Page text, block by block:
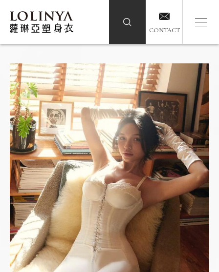
CONTACT
CONTACT